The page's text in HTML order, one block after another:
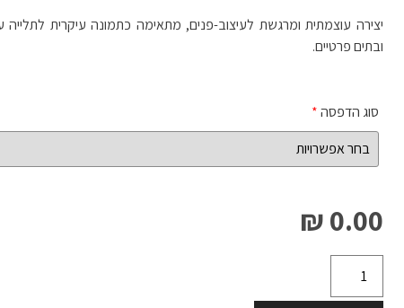
יצירה עוצמתית ומרגשת לעיצוב-פנים, מתאימה כתמונה עיקרית לתלייה
ובתים פרטיים.
סוג הדפסה*
0.00 ₪